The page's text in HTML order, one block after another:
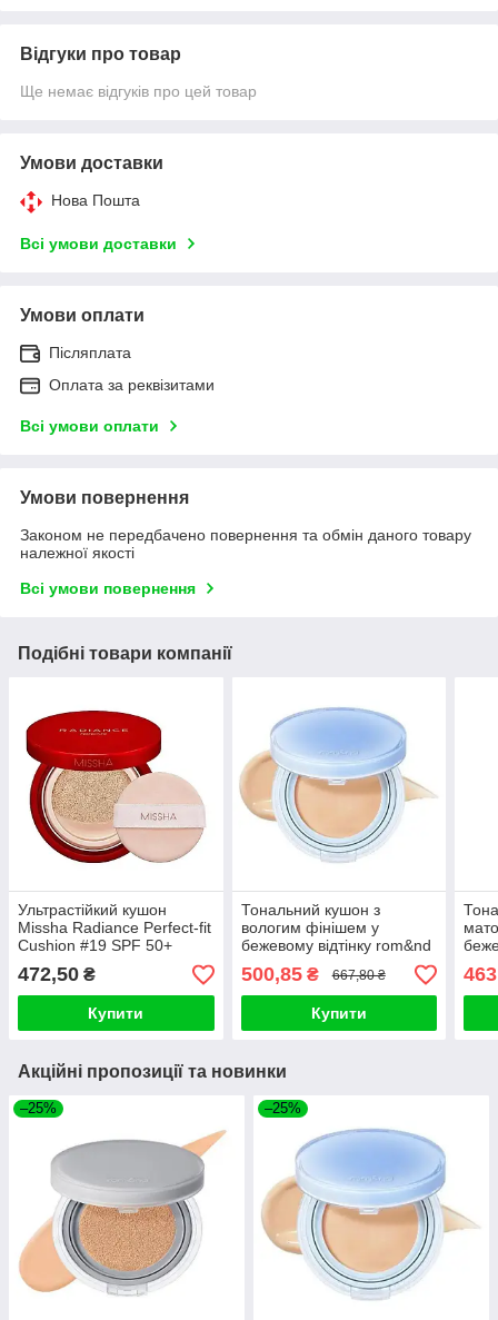
Відгуки про товар
Ще немає відгуків про цей товар
Умови доставки
Нова Пошта
Всі умови доставки
Умови оплати
Післяплата
Оплата за реквізитами
Всі умови оплати
Умови повернення
Законом не передбачено повернення та обмін даного товару
належної якості
Всі умови повернення
Подібні товари компанії
Ультрастійкий кушон
Missha Radiance Perfect-fit
Cushion #19 SPF 50+
PA+++ 15g
472,50 ₴
Купити
Тональний кушон з
вологим фінішем у
бежевому відтінку rom&nd
Bare Water Cushion 04
Beige 23 SPF38 PA
500,85₴ 667,80 ₴
Купити
Nu
23
Акційні пропозиції та новинки
–25% –25%